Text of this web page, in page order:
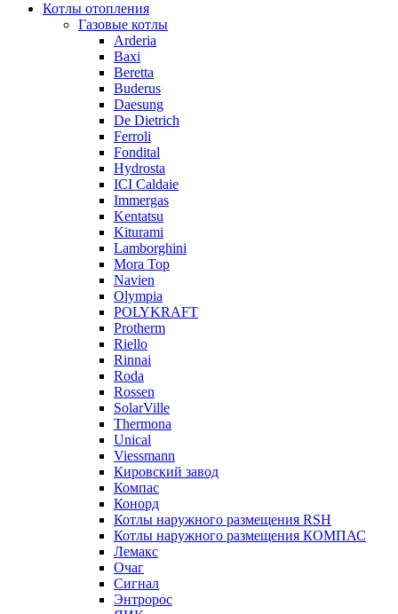
Котлы отопления
Газовые котлы
Arderia
Baxi
Beretta
Buderus
Daesung
De Dietrich
Ferroli
Fondital
Hydrosta
ICI Caldaie
Immergas
Kentatsu
Kiturami
Lamborghini
Mora Top
Navien
Olympia
POLYKRAFT
Protherm
Riello
Rinnai
Roda
Rossen
SolarVille
Thermona
Unical
Viessmann
Кировский завод
Компас
Конорд
Котлы наружного размещения RSH
Котлы наружного размещения КОМПАС
Лемакс
Очаг
Сигнал
Энтророс